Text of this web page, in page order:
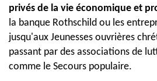
privés de la vie économique et
la banque Rothschild ou les
jusqu'aux Jeunesses ouvrières
passant par des associations de
comme le Secours populaire.